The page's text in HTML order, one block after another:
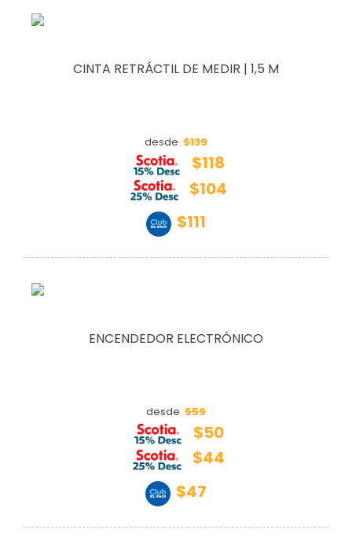
CINTA RETRÁCTIL DE MEDIR | 1,5 M
desde $139
$118
$104
$111
ENCENDEDOR ELECTRÓNICO
desde $59
$50
$44
$47